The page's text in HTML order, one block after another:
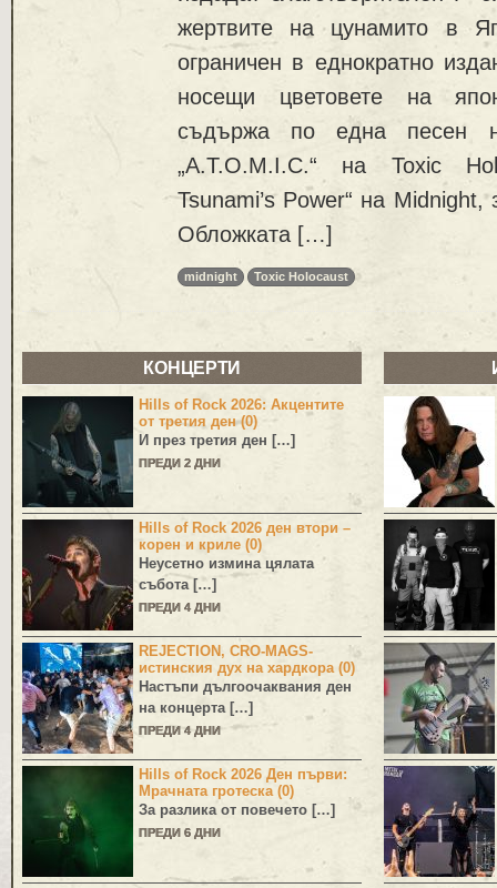
жертвите на цунамито в
ограничен в еднократно
носещи цветовете на
съдържа по една песен
„A.T.O.M.I.C.“ на Toxic
Tsunami’s Power“ на Midnight,
Обложката […]
midnight Toxic Holocaust
КОНЦЕРТИ
Hills of Rock 2026: Акцентите
от третия ден (0)
И през третия ден […]
ПРЕДИ 2 ДНИ
Hills of Rock 2026 ден втори –
корен и криле (0)
Неусетно измина цялата
събота […]
ПРЕДИ 4 ДНИ
REJECTION, CRO-MAGS-
истинския дух на хардкора (0)
Настъпи дългоочаквания ден
на концерта […]
ПРЕДИ 4 ДНИ
Hills of Rock 2026 Ден първи:
Мрачната гротеска (0)
За разлика от повечето […]
ПРЕДИ 6 ДНИ